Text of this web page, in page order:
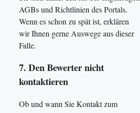
AGBs und Richtlinien des Portals.
Wenn es schon zu spät ist, erklären
wir Ihnen gerne Auswege aus dieser
Falle.
7. Den Bewerter nicht
kontaktieren
Ob und wann Sie Kontakt zum